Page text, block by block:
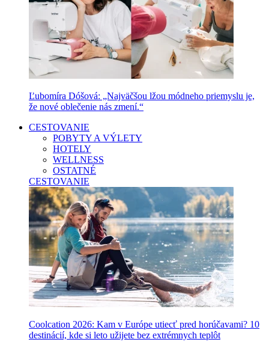
Ľubomíra Dóšová: „Najväčšou lžou módneho priemyslu je,
že nové oblečenie nás zmení.“
CESTOVANIE
POBYTY A VÝLETY
HOTELY
WELLNESS
OSTATNÉ
CESTOVANIE
Coolcation 2026: Kam v Európe utiecť pred horúčavami? 10
destinácií, kde si leto užijete bez extrémnych teplôt